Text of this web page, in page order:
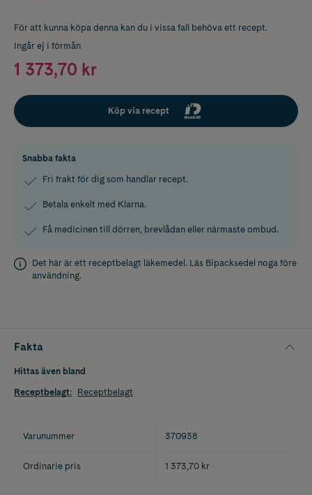
För att kunna köpa denna kan du i vissa fall behöva ett recept.
Ingår ej i förmån
1 373,70 kr
Köp via recept
Snabba fakta
Fri frakt för dig som handlar recept.
Betala enkelt med Klarna.
Få medicinen till dörren, brevlådan eller närmaste ombud.
Det här är ett receptbelagt läkemedel. Läs Bipacksedel noga före
användning.
Fakta
Hittas även bland
Receptbelagt: Receptbelagt
Varunummer 370938
Ordinarie pris 1 373,70 kr